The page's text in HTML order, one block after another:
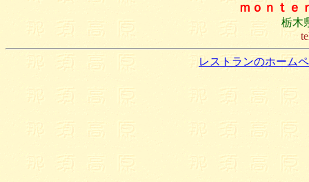
ｍｏｎｔ
栃木
レストランのホーム